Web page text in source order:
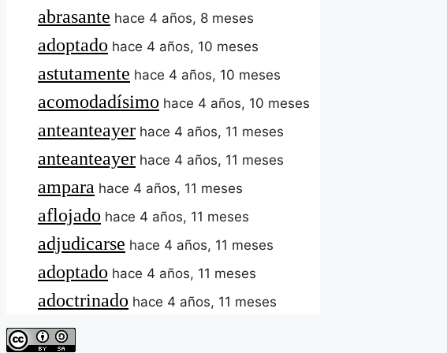
abrasante hace 4 años, 8 meses
adoptado hace 4 años, 10 meses
astutamente hace 4 años, 10 meses
acomodadísimo hace 4 años, 10 meses
anteanteayer hace 4 años, 11 meses
anteanteayer hace 4 años, 11 meses
ampara hace 4 años, 11 meses
aflojado hace 4 años, 11 meses
adjudicarse hace 4 años, 11 meses
adoptado hace 4 años, 11 meses
adoctrinado hace 4 años, 11 meses